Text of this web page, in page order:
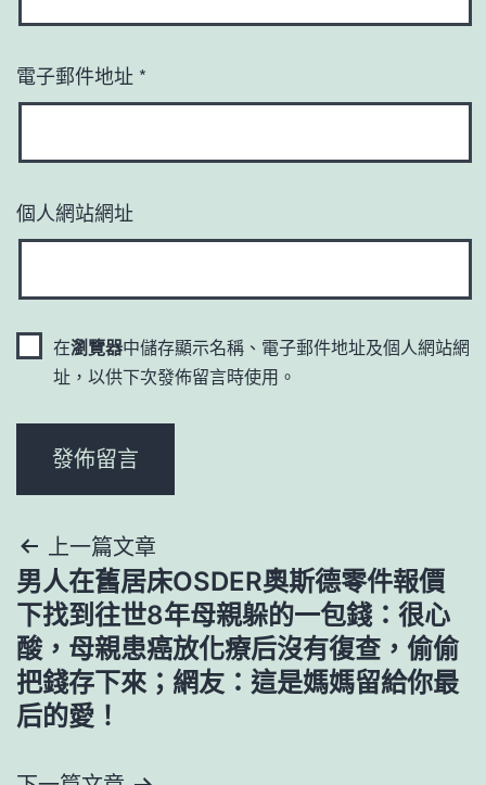
電子郵件地址 *
個人網站網址
在瀏覽器中儲存顯示名稱、電子郵件地址及個人網站網
址，以供下次發佈留言時使用。
文
章
導
覽
上一篇文章
男人在舊居床OSDER奧斯德零件報價
下找到往世8年母親躲的一包錢：很心
酸，母親患癌放化療后沒有復查，偷偷
把錢存下來；網友：這是媽媽留給你最
后的愛！